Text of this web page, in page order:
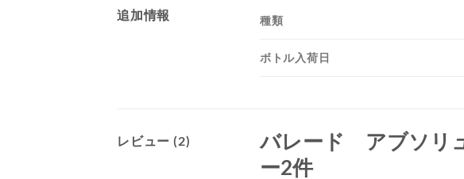
追加情報 種類
ボトル入荷日
レビュー (2) バレード アブソ
ー2件